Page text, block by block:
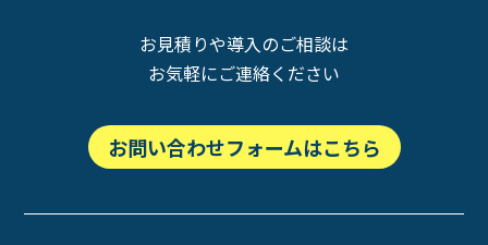
お見積りや導入のご相談は
お気軽にご連絡ください
お問い合わせフォームはこちら